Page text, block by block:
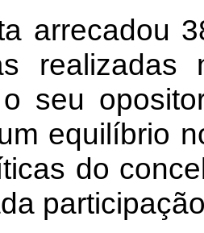
arrecadou
seu
equilíbrio
do